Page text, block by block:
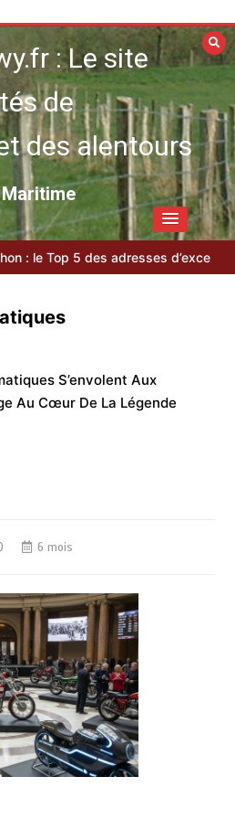
: Le site
de
des alentours
Top 5 des adresses d’exception
S’envolent Aux
Au Cœur De La Légende
6 mois